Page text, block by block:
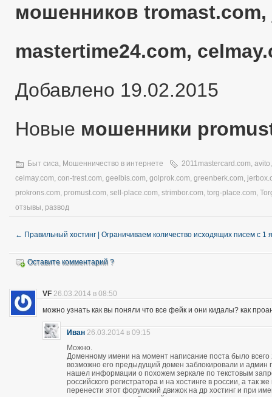
мошенников
mastertime24.com,
Добавлено 19.02.2015
Новые мошенники
Быт сиса Мошенничество в интернете 2011mastercard.com avito
celmay.com con-trest.com geelbis.com golprok.com greenberk.com
prokrons.com promust.com sell-place.com strimbor.com torg-place.com
отзывы развод
← Правильный хостинг | Ограничиваем количество исходящих писем с 1
Оставите комментарий ?
VF 26.03.2014 в 08:50
можно узнать как вы поняли что все фейк и они кидалы? как
Иван 26.03.2014 в 09:15
Можно.
Доменному имени на момент написание поста было
возможно его предыдущий домен заблокировали и админ
нашел информации о похожем зеркале по текстовым
российского регистратора и на хостинге в россии, а
перенести этот форумский движок на др хостинг и при